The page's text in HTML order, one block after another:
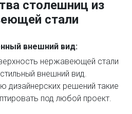
столешниц из
стали
внешний вид:
нержавеющей стали
внешний вид.
дизайнерских решений такие
под любой проект.